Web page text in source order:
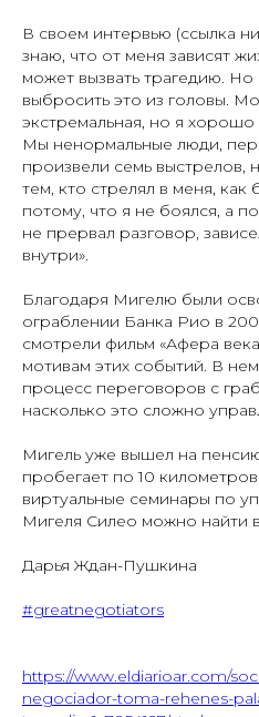
В своем интервью (ссылка
знаю, что от меня зависят
может вызвать трагедию.
выбросить это из головы.
экстремальная, но я
Мы ненормальные люди,
произвели семь выстрелов,
тем, кто стрелял в меня,
потому, что я не боялся, а
не прервал разговор,
внутри».
Благодаря Мигелю были
ограблении Банка Рио в
смотрели фильм «Афера
мотивам этих событий. В
процесс переговоров с
насколько это сложно
Мигель уже вышел на
пробегает по 10
виртуальные семинары по
Мигеля Силео можно найти
Дарья Ждан-Пушкина
#greatnegotiators
https://www.eldiarioar.com/
negociador-toma-rehenes-